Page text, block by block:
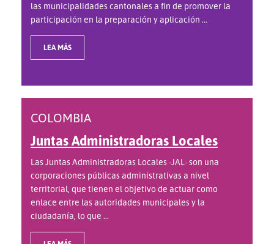
las municipalidades cantonales a fin de promover la
participación en la preparación y aplicación ...
LEA MÁS
COLOMBIA
Juntas Administradoras Locales
Las Juntas Administradoras Locales -JAL- son una
corporaciones públicas administrativas a nivel
territorial, que tienen el objetivo de actuar como
enlace entre las autoridades municipales y la
ciudadanía, lo que ...